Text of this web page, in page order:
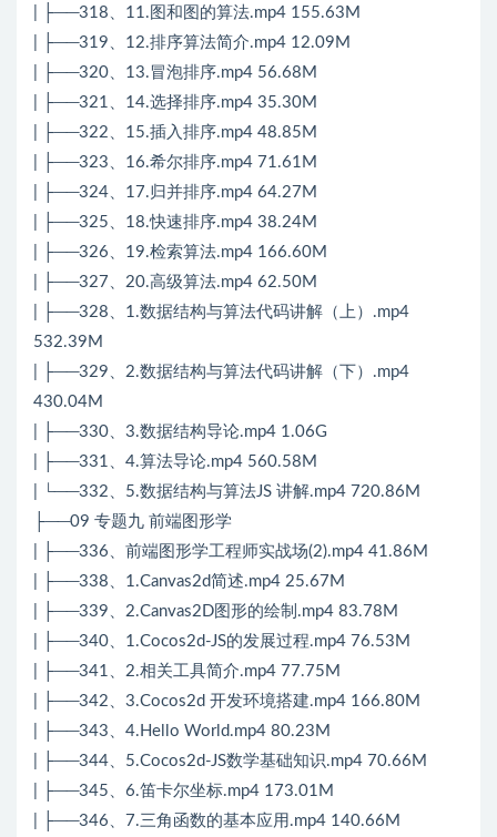
| ├──318、11.图和图的算法.mp4 155.63M
| ├──319、12.排序算法简介.mp4 12.09M
| ├──320、13.冒泡排序.mp4 56.68M
| ├──321、14.选择排序.mp4 35.30M
| ├──322、15.插入排序.mp4 48.85M
| ├──323、16.希尔排序.mp4 71.61M
| ├──324、17.归并排序.mp4 64.27M
| ├──325、18.快速排序.mp4 38.24M
| ├──326、19.检索算法.mp4 166.60M
| ├──327、20.高级算法.mp4 62.50M
| ├──328、1.数据结构与算法代码讲解（上）.mp4
532.39M
| ├──329、2.数据结构与算法代码讲解（下）.mp4
430.04M
| ├──330、3.数据结构导论.mp4 1.06G
| ├──331、4.算法导论.mp4 560.58M
| └──332、5.数据结构与算法JS 讲解.mp4 720.86M
├──09 专题九 前端图形学
| ├──336、前端图形学工程师实战场(2).mp4 41.86M
| ├──338、1.Canvas2d简述.mp4 25.67M
| ├──339、2.Canvas2D图形的绘制.mp4 83.78M
| ├──340、1.Cocos2d-JS的发展过程.mp4 76.53M
| ├──341、2.相关工具简介.mp4 77.75M
| ├──342、3.Cocos2d 开发环境搭建.mp4 166.80M
| ├──343、4.Hello World.mp4 80.23M
| ├──344、5.Cocos2d-JS数学基础知识.mp4 70.66M
| ├──345、6.笛卡尔坐标.mp4 173.01M
| ├──346、7.三角函数的基本应用.mp4 140.66M